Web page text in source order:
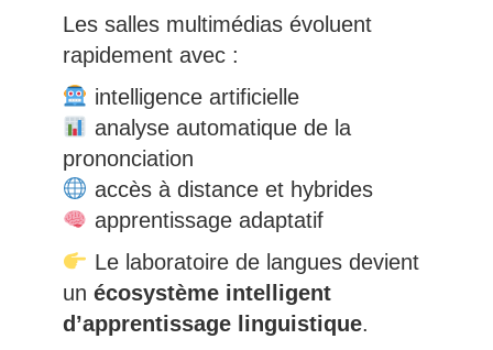
Les salles multimédias évoluent
rapidement avec :
intelligence artificielle
analyse automatique de la
prononciation
accès à distance et hybrides
apprentissage adaptatif
Le laboratoire de langues devient
un écosystème intelligent
d’apprentissage linguistique.